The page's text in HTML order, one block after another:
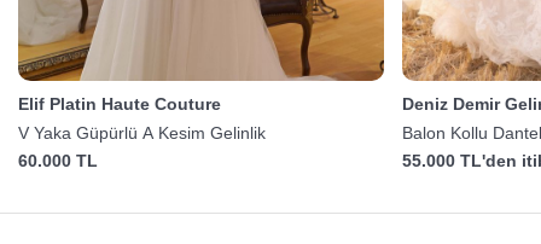
Elif Platin Haute Couture
V Yaka Güpürlü A Kesim Gelinlik
60.000 TL
Deniz Demir
Balon Kollu
55.000 TL'den